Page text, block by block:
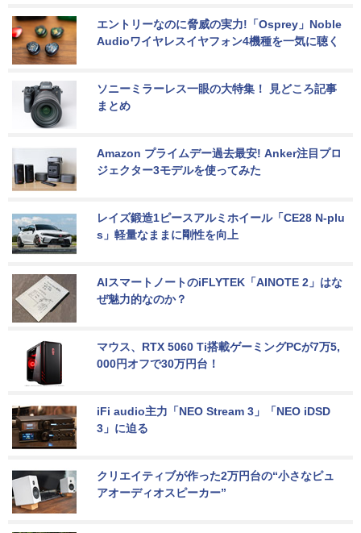
エントリーなのに脅威の実力!「Osprey」Noble
Audioワイヤレスイヤフォン4機種を一気に聴く
ソニーミラーレス一眼の大特集！ 見どころ記事
まとめ
Amazon プライムデー過去最安! Anker注目プロ
ジェクター3モデルを使ってみた
レイズ鍛造1ピースアルミホイール「CE28 N-plu
s」軽量なままに剛性を向上
AIスマートノートのiFLYTEK「AINOTE 2」はな
ぜ魅力的なのか？
マウス、RTX 5060 Ti搭載ゲーミングPCが7万5,
000円オフで30万円台！
iFi audio主力「NEO Stream 3」「NEO iDSD
3」に迫る
クリエイティブが作った2万円台の“小さなピュ
アオーディオスピーカー”